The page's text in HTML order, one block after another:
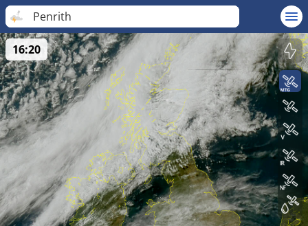
Penrith
16:20